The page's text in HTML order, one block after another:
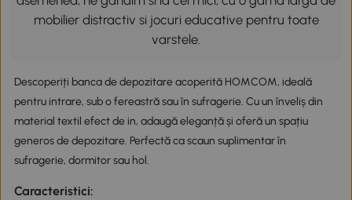
mobilier distractiv si jocuri educative pentru toate
varstele.
Descoperiți banca de depozitare acoperită HOMCOM, ideală
pentru intrare, sub o fereastră sau în sufragerie. Cu un înveliș din
material textil efect de in, adaugă eleganță și oferă un spațiu
generos de depozitare. Perfectă ca scaun suplimentar în
sufragerie, dormitor sau hol.
Caracteristici: